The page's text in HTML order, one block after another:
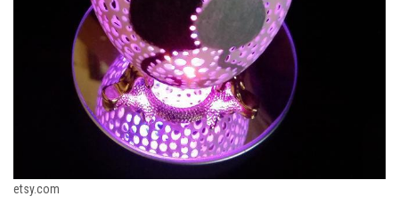
etsy.com